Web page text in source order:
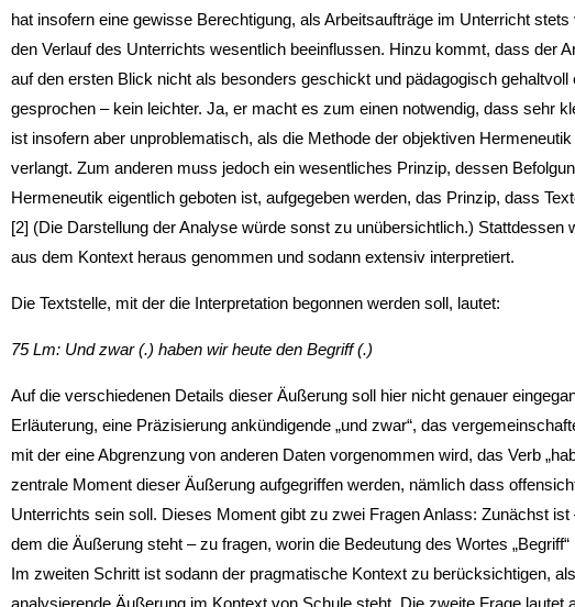
hat insofern eine gewisse Berechtigung, als Arbeitsaufträge im Unterricht
den Verlauf des Unterrichts wesentlich beeinflussen. Hinzu kommt, dass der
auf den ersten Blick nicht als besonders geschickt und pädagogisch
gesprochen – kein leichter. Ja, er macht es zum einen notwendig, dass sehr
ist insofern aber unproblematisch, als die Methode der objektiven
verlangt. Zum anderen muss jedoch ein wesentliches Prinzip, dessen
Hermeneutik eigentlich geboten ist, aufgegeben werden, das Prinzip, dass
[2] (Die Darstellung der Analyse würde sonst zu unübersichtlich.) Stattdessen
aus dem Kontext heraus genommen und sodann extensiv interpretiert.
Die Textstelle, mit der die Interpretation begonnen werden soll, lautet:
75 Lm: Und zwar (.) haben wir heute den Begriff (.)
Auf die verschiedenen Details dieser Äußerung soll hier nicht genauer
Erläuterung, eine Präzisierung ankündigende „und zwar“, das
mit der eine Abgrenzung von anderen Daten vorgenommen wird, das Verb
zentrale Moment dieser Äußerung aufgegriffen werden, nämlich dass
Unterrichts sein soll. Dieses Moment gibt zu zwei Fragen Anlass: Zunächst
dem die Äußerung steht – zu fragen, worin die Bedeutung des Wortes
Im zweiten Schritt ist sodann der pragmatische Kontext zu berücksichtigen,
analysierende Äußerung im Kontext von Schule steht. Die zweite Frage lautet